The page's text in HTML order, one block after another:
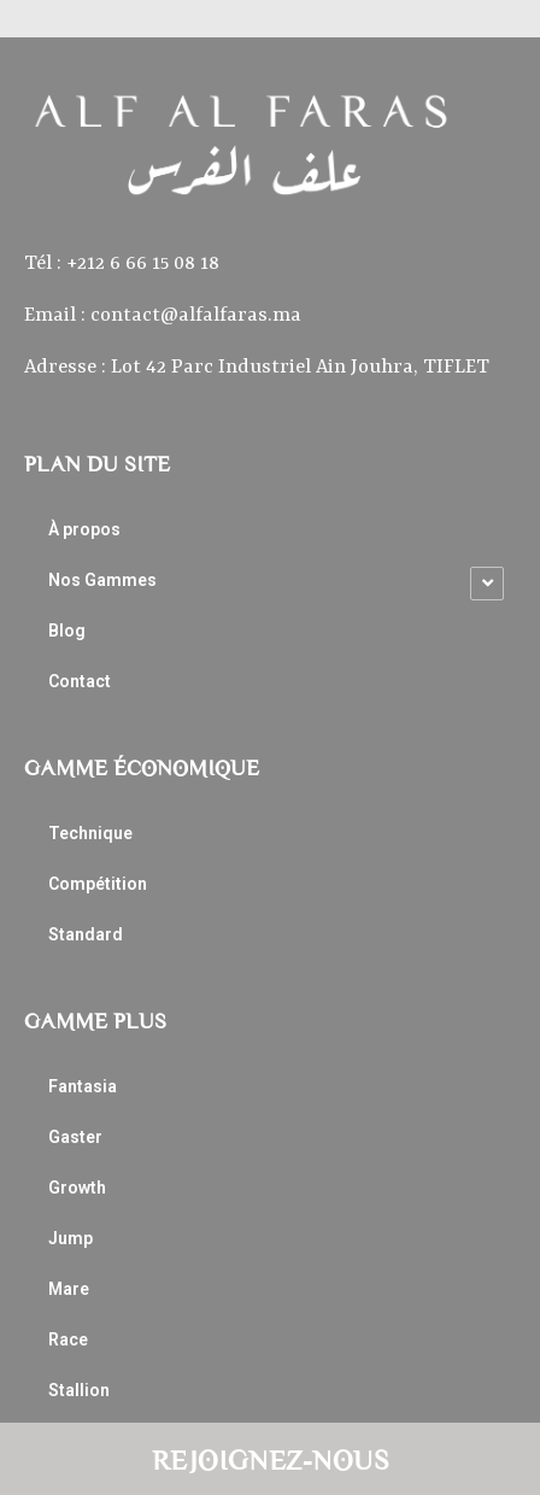
Tél : ‭+212 6 66 15 08 18‬
Email : contact@alfalfaras.ma
Adresse : Lot 42 Parc Industriel Ain Jouhra, TIFLET
PLAN DU SITE
À propos
Nos Gammes
Blog
Contact
GAMME ÉCONOMIQUE
Technique
Compétition
Standard
GAMME PLUS
Fantasia
Gaster
Growth
Jump
Mare
Race
Stallion
REJOIGNEZ-NOUS